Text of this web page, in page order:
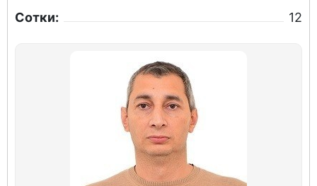
Сотки: 12